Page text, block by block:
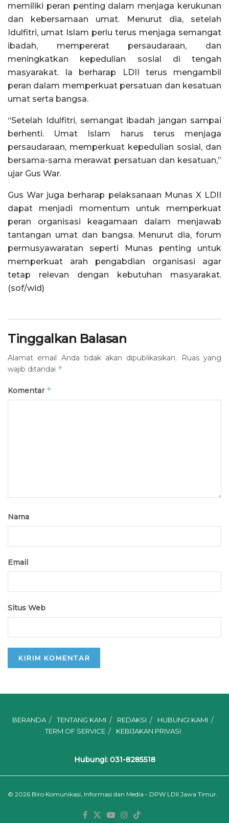
memiliki peran penting dalam menjaga kerukunan
dan kebersamaan umat. Menurut dia, setelah
Idulfitri, umat Islam perlu terus menjaga semangat
ibadah, mempererat persaudaraan, dan
meningkatkan kepedulian sosial di tengah
masyarakat. Ia berharap LDII terus mengambil
peran dalam memperkuat persatuan dan kesatuan
umat serta bangsa.
“Setelah Idulfitri, semangat ibadah jangan sampai
berhenti. Umat Islam harus terus menjaga
persaudaraan, memperkuat kepedulian sosial, dan
bersama-sama merawat persatuan dan kesatuan,”
ujar Gus War.
Gus War juga berharap pelaksanaan Munas X LDII
dapat menjadi momentum untuk memperkuat
peran organisasi keagamaan dalam menjawab
tantangan umat dan bangsa. Menurut dia, forum
permusyawaratan seperti Munas penting untuk
memperkuat arah pengabdian organisasi agar
tetap relevan dengan kebutuhan masyarakat.
(sof/wid)
Tinggalkan Balasan
Alamat email Anda tidak akan dipublikasikan.
Ruas yang
wajib ditandai *
Komentar *
Nama
Email
Situs Web
BERANDA TENTANG KAMI REDAKSI
HUBUNGI KAMI
TERM OF SERVICE
KEBIJAKAN PRIVASI
Hubungi: 031-8285518
© 2026 Biro Komunikasi, Informasi dan Media - DPW LDII Jawa Timur.